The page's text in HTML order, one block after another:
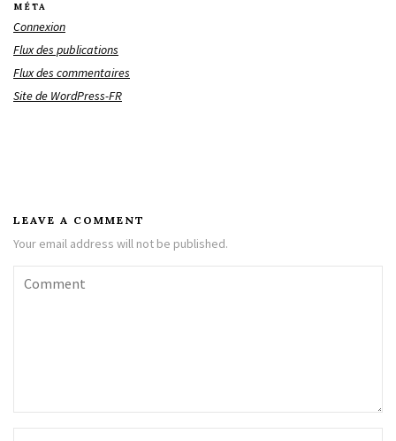
MÉTA
Connexion
Flux des publications
Flux des commentaires
Site de WordPress-FR
LEAVE A COMMENT
Your email address will not be published.